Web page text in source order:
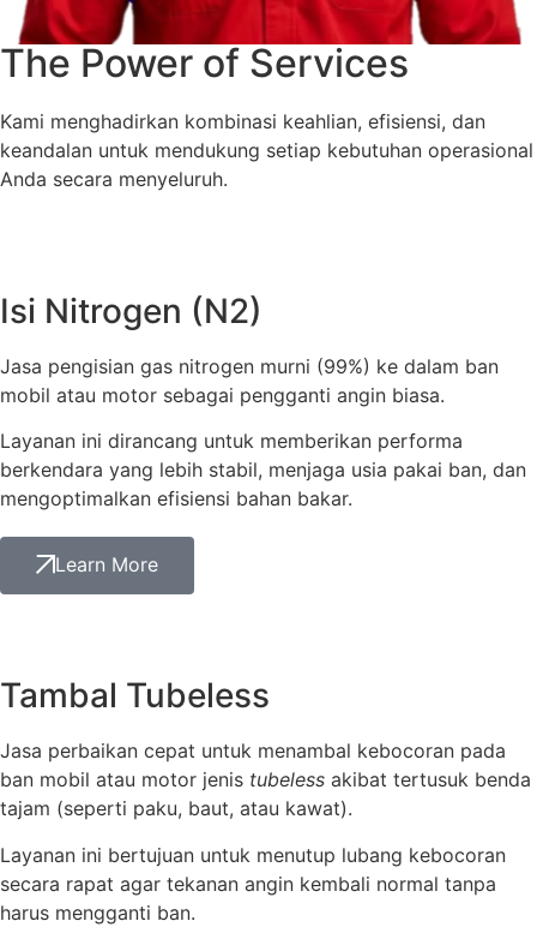
The Power of Services
Kami menghadirkan kombinasi keahlian, efisiensi, dan
keandalan untuk mendukung setiap kebutuhan operasional
Anda secara menyeluruh.
Isi Nitrogen (N2)
Jasa pengisian gas nitrogen murni (99%) ke dalam ban
mobil atau motor sebagai pengganti angin biasa.
Layanan ini dirancang untuk memberikan performa
berkendara yang lebih stabil, menjaga usia pakai ban, dan
mengoptimalkan efisiensi bahan bakar.
Learn More
Tambal Tubeless
Jasa perbaikan cepat untuk menambal kebocoran pada
ban mobil atau motor jenis tubeless akibat tertusuk benda
tajam (seperti paku, baut, atau kawat).
Layanan ini bertujuan untuk menutup lubang kebocoran
secara rapat agar tekanan angin kembali normal tanpa
harus mengganti ban.